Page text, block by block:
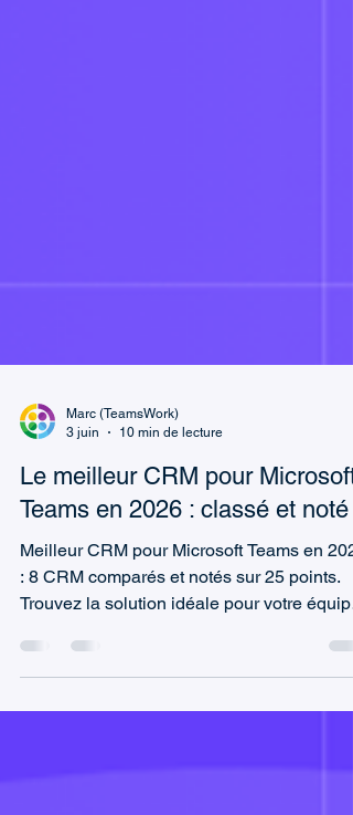
Marc (TeamsWork)
3 juin
10 min de lecture
Le meilleur CRM pour Microsoft
Teams en 2026 : classé et noté
Meilleur CRM pour Microsoft Teams en
de vente.